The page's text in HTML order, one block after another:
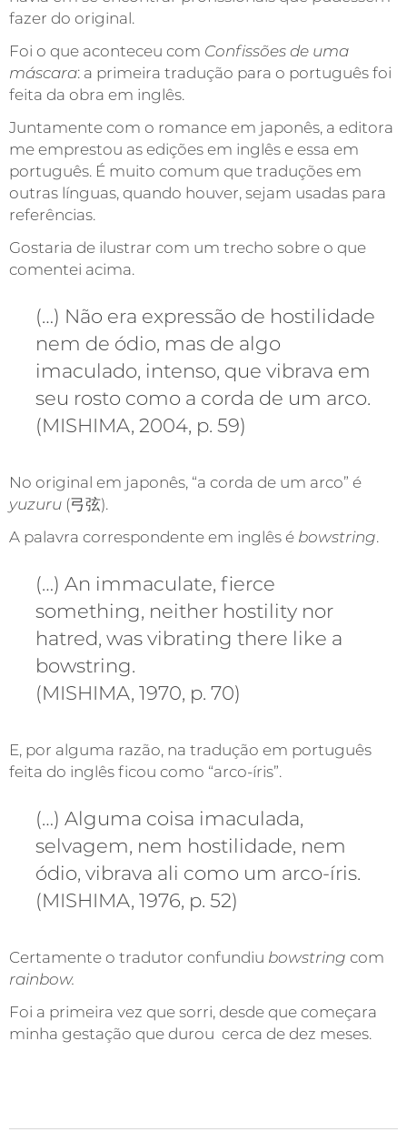
fazer do original.
Foi o que aconteceu com Confissões de uma
máscara: a primeira tradução para o português foi
feita da obra em inglês.
Juntamente com o romance em japonês, a editora
me emprestou as edições em inglês e essa em
português. É muito comum que traduções em
outras línguas, quando houver, sejam usadas para
referências.
Gostaria de ilustrar com um trecho sobre o que
comentei acima.
(…) Não era expressão de hostilidade
nem de ódio, mas de algo
imaculado, intenso, que vibrava em
seu rosto como a corda de um arco.
(MISHIMA, 2004, p. 59)
No original em japonês, “a corda de um arco” é
yuzuru (弓弦).
A palavra correspondente em inglês é bowstring.
(…) An immaculate, fierce
something, neither hostility nor
hatred, was vibrating there like a
bowstring.
(MISHIMA, 1970, p. 70)
E, por alguma razão, na tradução em português
feita do inglês ficou como “arco-íris”.
(…) Alguma coisa imaculada,
selvagem, nem hostilidade, nem
ódio, vibrava ali como um arco-íris.
(MISHIMA, 1976, p. 52)
Certamente o tradutor confundiu bowstring com
rainbow.
Foi a primeira vez que sorri, desde que começara
minha gestação que durou cerca de dez meses.